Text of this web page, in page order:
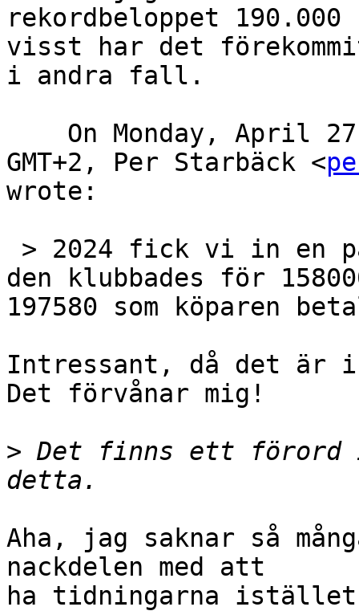
rekordbeloppet
visst har det
i andra fall.
GMT+2, Per Starbäck <
wrote:
den klubbades för
197580 som köparen
Intressant, då det är i
Det förvånar mig!
> Det finns ett förord i
Aha, jag saknar så
nackdelen med att
ha tidningarna